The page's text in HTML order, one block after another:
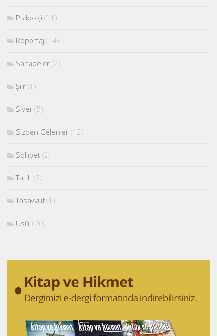
Psikoloji (11)
Röportaj (14)
Sahabeler (2)
Şiir (1)
Siyer (5)
Sizden Gelenler (12)
Sohbet (2)
Tarih (3)
Tasavvuf(1)
Usûl (20)